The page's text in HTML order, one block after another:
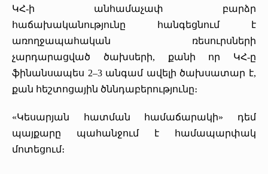
ԿՀ-ի անհամաչափ բարձր
հաճախականությունը հանգեցնում է
առողջապահական ռեսուրսների
չարդարացված ծախսերի, քանի որ ԿՀ-ը
ֆինանսապես 2–3 անգամ ավելի ծախսատար է,
քան հեշտոցային ծննդաբերությունը։
«Կեսարյան հատման համաճարակի» դեմ
պայքարը պահանջում է համապարփակ
մոտեցում։